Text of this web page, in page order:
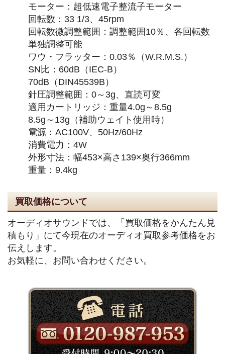
モーター：超低速電子整流子モーター
回転数：33 1/3、45rpm
回転数微調整範囲：調整範囲10％、各回転数
単独調整可能
ワウ・フラッター：0.03％（W.R.M.S.）
SN比：60dB（IEC-B）
70dB（DIN45539B）
針圧調整範囲：0～3g、直読可変
適用カートリッジ：重量4.0g～8.5g
8.5g～13g（補助ウェイト使用時）
電源：AC100V、50Hz/60Hz
消費電力：4W
外形寸法：幅453×高さ139×奥行366mm
重量：9.4kg
買取価格について
オーディオサウンドでは、「買取価格をかんたん見
積もり」にて今現在のオーディオ買取参考価格をお
伝えします。
お気軽に、お問い合わせください。